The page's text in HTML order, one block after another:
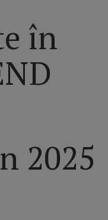
în
2025